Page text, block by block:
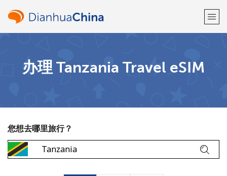
注册使用
办理 Tanzania Travel eSIM
您想去哪里旅行？